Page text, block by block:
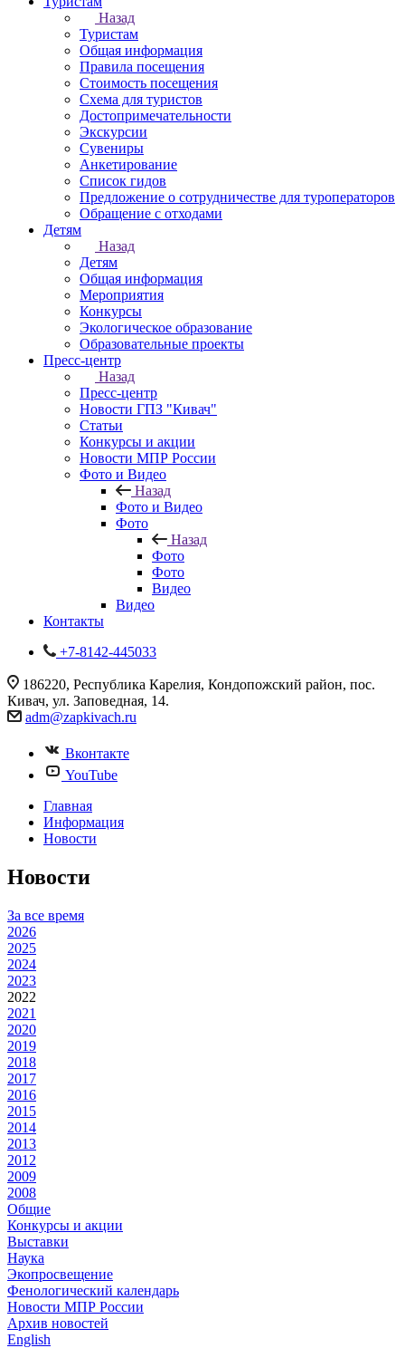
Назад
Туристам
Общая информация
Правила посещения
Стоимость посещения
Схема для туристов
Достопримечательности
Экскурсии
Сувениры
Анкетирование
Список гидов
Предложение о сотрудничестве для туроператоров
Обращение с отходами
Детям
Назад
Детям
Общая информация
Мероприятия
Конкурсы
Экологическое образование
Образовательные проекты
Пресс-центр
Назад
Пресс-центр
Новости ГПЗ "Кивач"
Статьи
Конкурсы и акции
Новости МПР России
Фото и Видео
Назад
Фото и Видео
Фото
Назад
Фото
Фото
Видео
Видео
Контакты
+7-8142-445033
186220, Республика Карелия, Кондопожский район, пос.
Кивач, ул. Заповедная, 14.
adm@zapkivach.ru
Вконтакте
YouTube
Главная
Информация
Новости
Новости
За все время
2026
2025
2024
2023
2022
2021
2020
2019
2018
2017
2016
2015
2014
2013
2012
2009
2008
Общие
Конкурсы и акции
Выставки
Наука
Экопросвещение
Фенологический календарь
Новости МПР России
Архив новостей
English